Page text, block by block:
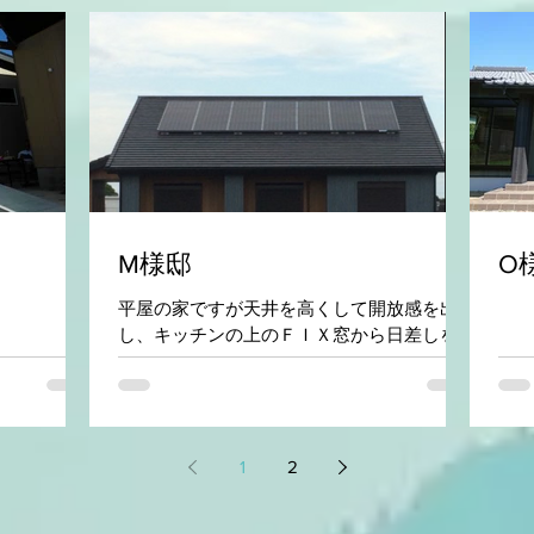
M様邸
平屋の家ですが天井を高くして開放感を出
し、キッチンの上のＦＩＸ窓から日差しを
採りこみ、明るいリビングにしておりま
す。宮崎県産材をふんだんに使い木の温も
O
1 2